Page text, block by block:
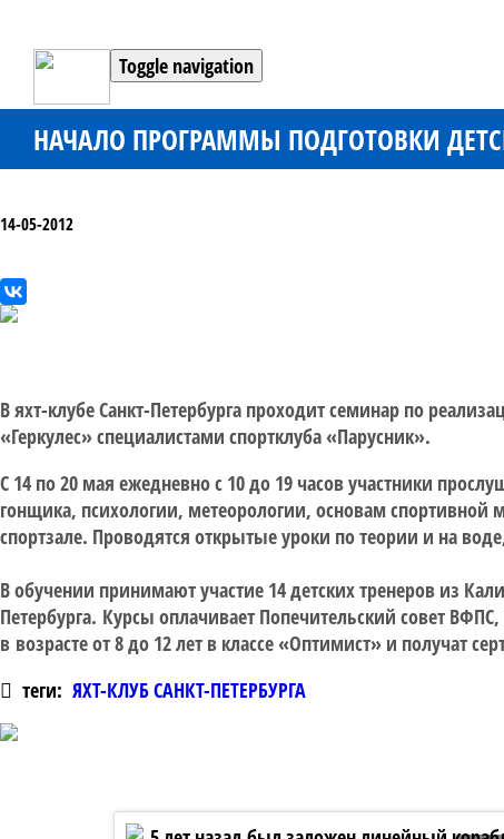
Toggle navigation
НАЧАЛО ПРОГРАММЫ ПОДГОТОВКИ
14-05-2012
В яхт-клубе Санкт-Петербурга проходит семинар по
«Геркулес» специалистами спортклуба «Парусник».
С 14 по 20 мая ежедневно с 10 до 19 часов участники
гонщика, психологии, метеорологии, основам
спортзале. Проводятся открытые уроки по теории и на
В обучении принимают участие 14 детских тренеров из
Петербурга. Курсы оплачивает Попечительский совет
в возрасте от 8 до 12 лет в классе «Оптимист» и получат
теги: ЯХТ-КЛУБ САНКТ-ПЕТЕРБУРГА